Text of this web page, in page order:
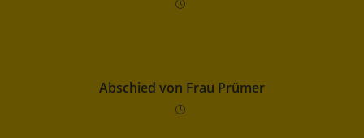
Abschied von Frau Prümer